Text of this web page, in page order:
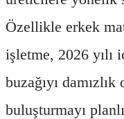
Özellikle erkek
işletme, 2026 yılı
buzağıyı
buluşturmayı